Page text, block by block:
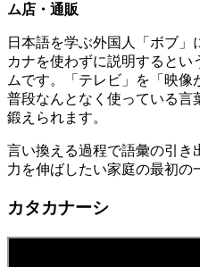
ム店・通販
日本語を学ぶ外国人「ボブ
カナを使わずに説明すると
ムです。「テレビ」を「映像
普段なんとなく使っている言
鍛えられます。
言い換える過程で語彙の引き
力を伸ばしたい家庭の最初の
カタカナーシ